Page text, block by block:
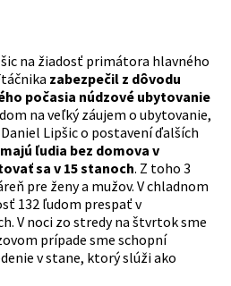
na žiadosť primátora hlavného
zabezpečil z dôvodu
počasia núdzové ubytovanie
na veľký záujem o ubytovanie,
Lipšic o postavení ďalších
ľudia bez domova v
sa v 15 stanoch. Z toho 3
pre ženy a mužov. V chladnom
132 ľudom prespať v
V noci zo stredy na štvrtok sme
prípade sme schopní
v stane, ktorý slúži ako